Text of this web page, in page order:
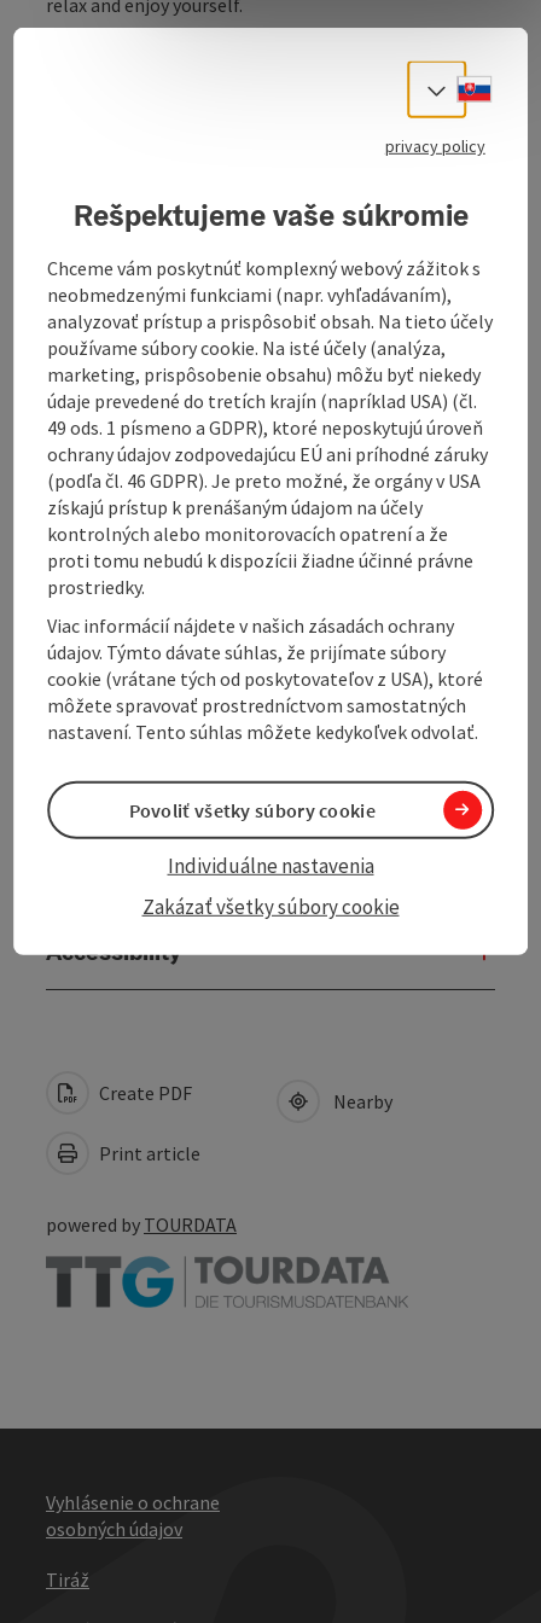
majority of our products from local suppliers. At
freistil, Mühlviertel cuisine is interpreted in a slightly
different way. You will also find vegan and vegetarian
dishes on our menu. Enjoy our own coffee creations,
find everything your heart desires here. Spend
enjoyable moments with our daily lunch menu, a cosy
afternoon coffee, a stylish dinner or a party - there's
something for everyone!
Contact
Opening hours
Kitchen
Equipment
Prices
Arrival
Accessibility
Create PDF
Print article
Nearby
powered by TOURDATA
Vyhlásenie o ochrane
osobných údajov
Tiráž
Select
privacy policy
Rešpektujeme vaše súkromie
Chceme vám poskytnúť komplexný webový zážitok s
neobmedzenými funkciami (napr. vyhľadávaním),
analyzovať prístup a prispôsobiť obsah. Na tieto účely
používame súbory cookie. Na isté účely (analýza,
marketing, prispôsobenie obsahu) môžu byť niekedy
údaje prevedené do tretích krajín (napríklad USA) (čl.
49 ods. 1 písmeno a GDPR), ktoré neposkytujú úroveň
ochrany údajov zodpovedajúcu EÚ ani príhodné záruky
(podľa čl. 46 GDPR). Je preto možné, že orgány v USA
získajú prístup k prenášaným údajom na účely
kontrolných alebo monitorovacích opatrení a že
proti tomu nebudú k dispozícii žiadne účinné právne
prostriedky.
Viac informácií nájdete v našich zásadách ochrany
údajov. Týmto dávate súhlas, že prijímate súbory
cookie (vrátane tých od poskytovateľov z USA), ktoré
môžete spravovať prostredníctvom samostatných
nastavení. Tento súhlas môžete kedykoľvek odvolať.
Zakázať všetky súbory cookie
Individuálne nastavenia
Povoliť všetky súbory cookie